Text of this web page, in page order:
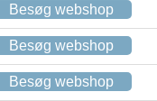
Besøg webshop
Besøg webshop
Besøg webshop